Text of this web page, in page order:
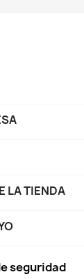
LA TIENDA
seguridad